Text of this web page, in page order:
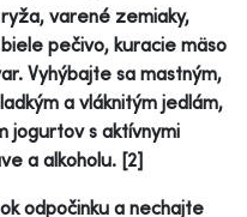
varené zemiaky,
pečivo, kuracie mäso
Vyhýbajte sa mastným,
a vláknitým jedlám,
jogurtov s aktívnymi
a alkoholu. [2]
odpočinku a nechajte